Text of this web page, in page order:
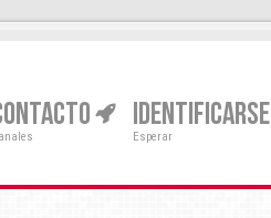
IDENTIFICARSE
Esperar